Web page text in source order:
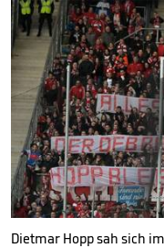
Dietmar Hopp sah sich